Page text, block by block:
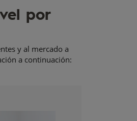
por
y al mercado a
a continuación: